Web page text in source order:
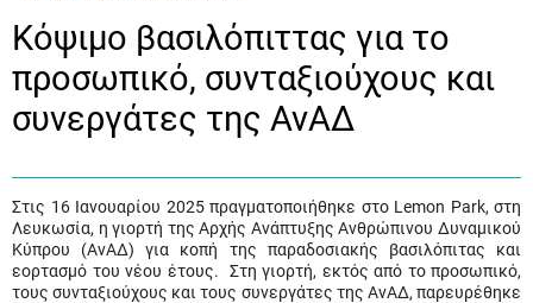
Κόψιμο βασιλόπιττας για το
προσωπικό, συνταξιούχους και
συνεργάτες της ΑνΑΔ
Στις 16 Ιανουαρίου 2025 πραγματοποιήθηκε στο Lemon Park, στη
Λευκωσία, η γιορτή της Αρχής Ανάπτυξης Ανθρώπινου Δυναμικού
Κύπρου (ΑνΑΔ) για κοπή της παραδοσιακής βασιλόπιτας και
εορτασμό του νέου έτους. Στη γιορτή, εκτός από το προσωπικό,
τους συνταξιούχους και τους συνεργάτες της ΑνΑΔ, παρευρέθηκε